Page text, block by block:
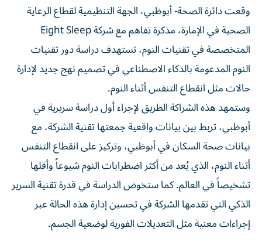
وقعت دائرة الصحة- أبوظبي، الجهة التنظيمية لقطاع الرعاية
الصحية في الإمارة، مذكرة تفاهم مع شركة Eight Sleep
المتخصصة في تقنيات النوم، تستهدف دراسة دور تقنيات
النوم المدعومة بالذكاء الاصطناعي في تصميم نهج جديد لإدارة
حالات مثل انقطاع التنفس أثناء النوم.
وستمهد هذه الشراكة الطريق لإجراء أول دراسة سريرية في
أبوظبي، تربط بين بيانات واقعية جمعتها تقنية الشركة، مع
بيانات صحة السكان في أبوظبي، وتركيز على انقطاع التنفس
أثناء النوم، الذي يُعد من أكثر اضطرابات النوم شيوعاً وأقلها
تشخيصاً في العالم. كما ستخوض الدراسة في قدرة تقنية السرير
الذكي التي تقدمها الشركة في تحسين إدارة هذه الحالة عبر
إجراءات معنية مثل التعديلات الفورية لوضعية الجسم.